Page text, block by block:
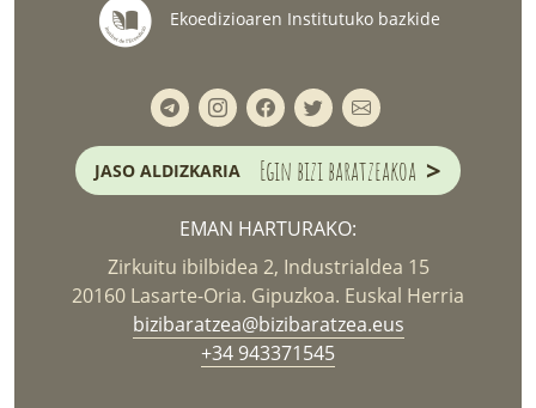
Ekoedizioaren Institutuko bazkide
JASO ALDIZKARIA Egin bizi baratzeakoa >
EMAN HARTURAKO:
Zirkuitu ibilbidea 2, Industrialdea 15
20160 Lasarte-Oria. Gipuzkoa. Euskal Herria
bizibaratzea@bizibaratzea.eus
+34 943371545